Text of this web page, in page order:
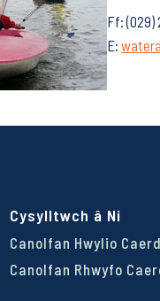
Ff: (029)
E:
Cysylltwch â Ni
Canolfan Hwylio
Canolfan Rhwyfo